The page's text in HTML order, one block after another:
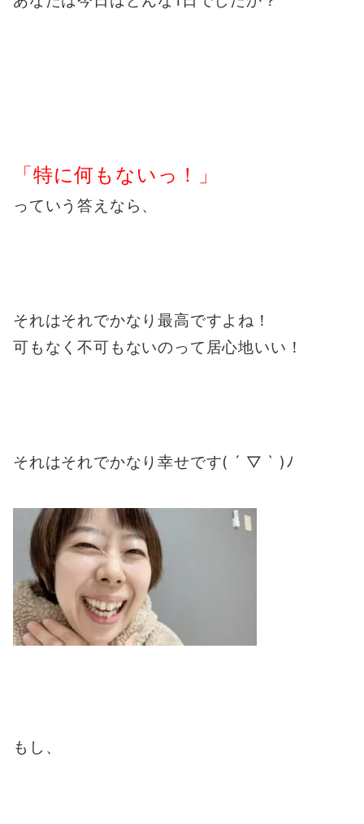
「特に何もないっ！」
っていう答えなら、
それはそれでかなり最高ですよね！
可もなく不可もないのって居心地いい！
それはそれでかなり幸せです( ´ ▽ ` )ﾉ
もし、